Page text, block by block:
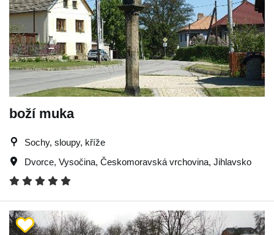
boží muka
Sochy, sloupy, kříže
Dvorce, Vysočina, Českomoravská vrchovina, Jihlavsko